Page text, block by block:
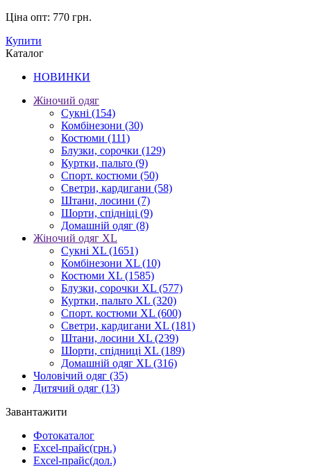
Ціна опт: 770 грн.
Купити
Каталог
НОВИНКИ
Жіночий одяг
Сукні (154)
Комбінезони (30)
Костюми (111)
Блузки, сорочки (129)
Куртки, пальто (9)
Спорт. костюми (50)
Светри, кардигани (58)
Штани, лосини (7)
Шорти, спідніці (9)
Домашній одяг (8)
Жіночий одяг XL
Cукні XL (1651)
Комбінезони XL (10)
Костюми XL (1585)
Блузки, сорочки XL (577)
Куртки, пальто XL (320)
Спорт. костюми XL (600)
Светри, кардигани XL (181)
Штани, лосини XL (239)
Шорти, спідниці XL (189)
Домашній одяг XL (316)
Чоловічий одяг (35)
Дитячий одяг (13)
Завантажити
Фотокаталог
Excel-прайс(грн.)
Excel-прайс(дол.)